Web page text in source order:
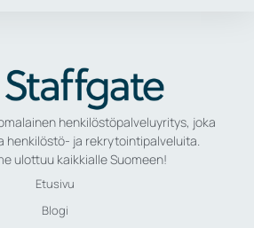
henkilöstöpalveluyritys, joka
henkilöstö- ja rekrytointipalveluita.
ulottuu kaikkialle Suomeen!
Etusivu
Blogi